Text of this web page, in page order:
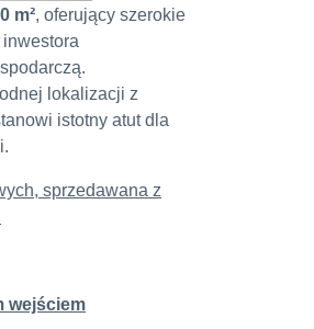
m², oferujący szerokie
lokalizacji z
istotny atut dla
sprzedawana z
wejściem